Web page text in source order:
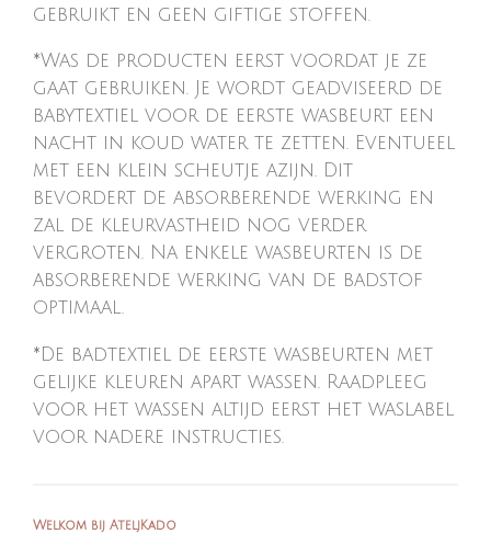
gebruikt en geen giftige stoffen.
*Was de producten eerst voordat je ze
gaat gebruiken. Je wordt geadviseerd de
babytextiel voor de eerste wasbeurt een
nacht in koud water te zetten. Eventueel
met een klein scheutje azijn. Dit
bevordert de absorberende werking en
zal de kleurvastheid nog verder
vergroten. Na enkele wasbeurten is de
absorberende werking van de badstof
optimaal.
*De badtextiel de eerste wasbeurten met
gelijke kleuren apart wassen. Raadpleeg
voor het wassen altijd eerst het waslabel
voor nadere instructies.
Welkom bij AteljKado